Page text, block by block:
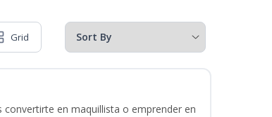
Grid
en maquillista o emprender en